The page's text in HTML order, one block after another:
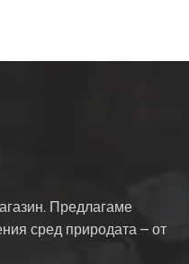
Предлагаме
сред природата – от